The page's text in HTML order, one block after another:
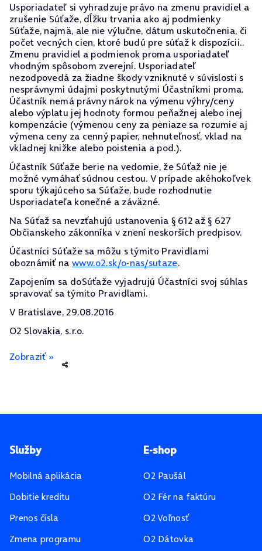
Usporiadateľ si vyhradzuje právo na zmenu pravidiel a
zrušenie Súťaže, dĺžku trvania ako aj podmienky
Súťaže, najmä, ale nie výlučne, dátum uskutočnenia, či
počet vecných cien, ktoré budú pre súťaž k dispozícii..
Zmenu pravidiel a podmienok proma usporiadateľ
vhodným spôsobom zverejní. Usporiadateľ
nezodpovedá za žiadne škody vzniknuté v súvislosti s
nesprávnymi údajmi poskytnutými Účastníkmi proma.
Účastník nemá právny nárok na výmenu výhry/ceny
alebo výplatu jej hodnoty formou peňažnej alebo inej
kompenzácie (výmenou ceny za peniaze sa rozumie aj
výmena ceny za cenný papier, nehnuteľnosť, vklad na
vkladnej knižke alebo poistenia a pod.).
Účastník Súťaže berie na vedomie, že Súťaž nie je
možné vymáhať súdnou cestou. V prípade akéhokoľvek
sporu týkajúceho sa Súťaže, bude rozhodnutie
Usporiadateľa konečné a záväzné.
Na Súťaž sa nevzťahujú ustanovenia § 612 až § 627
Občianskeho zákonníka v znení neskorších predpisov.
Účastníci Súťaže sa môžu s týmito Pravidlami
oboznámiť na www.o2.sk/o-nas/sutaze.
Zapojením sa doSúťaže vyjadrujú Účastníci svoj súhlas
spravovať sa týmito Pravidlami.
V Bratislave, 29.08.2016
O2 Slovakia, s.r.o.
Zobraziť »
Pätička stránky
Služby
Mobilná aplikácia
Dobitie kreditu
Prenos čísla
Zmena programu
E-shop
O2 Paušál
O2 Fér na faktúru
O2 Voľnosť
O2 Dátovka